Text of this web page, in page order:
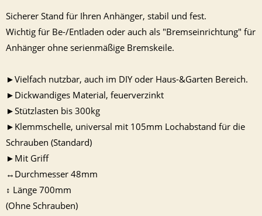
Sicherer Stand für Ihren Anhänger, stabil und fest.
Wichtig für Be-/Entladen oder auch als "Bremseinrichtung" für
Anhänger ohne serienmäßige Bremskeile.
►Vielfach nutzbar, auch im DIY oder Haus-&Garten Bereich.
►Dickwandiges Material, feuerverzinkt
►Stützlasten bis 300kg
►Klemmschelle, universal mit 105mm Lochabstand für die
Schrauben (Standard)
►Mit Griff
↔️Durchmesser 48mm
↕️ Länge 700mm
(Ohne Schrauben)